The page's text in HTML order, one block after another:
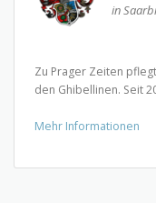
in
Zu Prager Zeiten
den Ghibellinen. Seit
Mehr Informationen